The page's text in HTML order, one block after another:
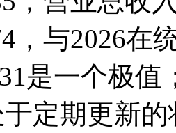
，与2026
是一个极
定期更新